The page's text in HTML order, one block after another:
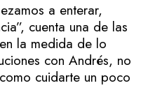
a enterar,
cuenta una de las
la medida de lo
con Andrés, no
cuidarte un poco